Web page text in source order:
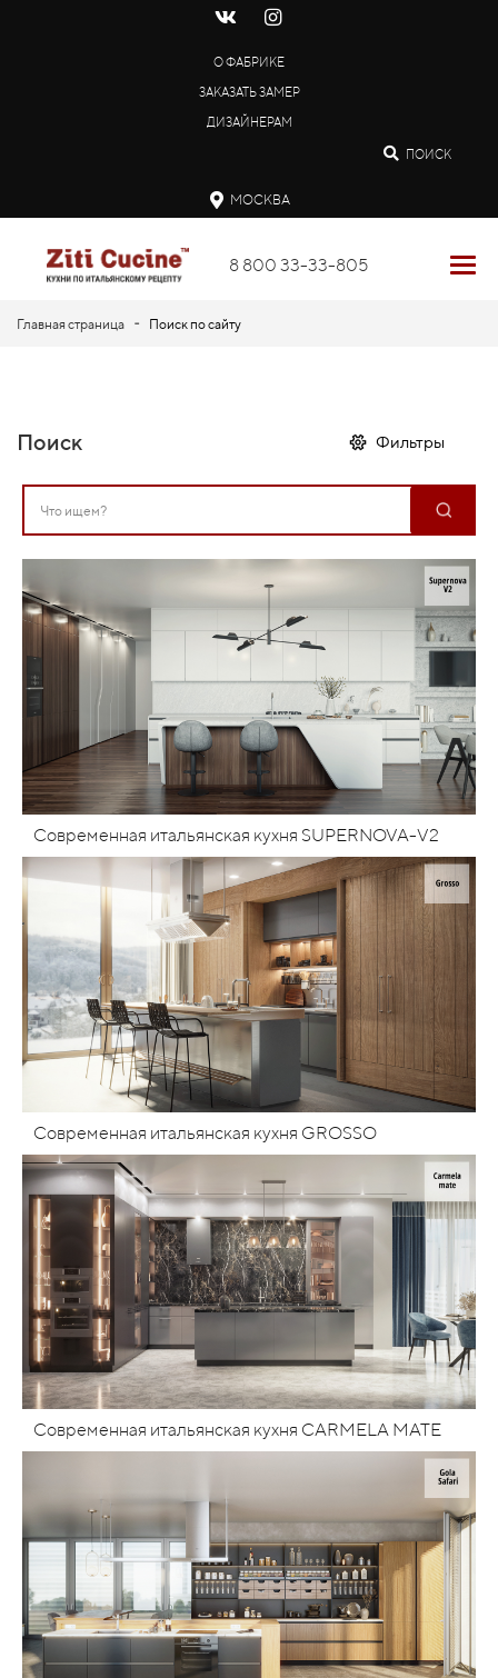
О ФАБРИКЕ
ЗАКАЗАТЬ ЗАМЕР
ДИЗАЙНЕРАМ
ПОИСК
МОСКВА
8 800 33-33-805
Главная страница - Поиск по сайту
Поиск Фильтры
Современная итальянская кухня SUPERNOVA-V2
Современная итальянская кухня GROSSO
Современная итальянская кухня CARMELA MATE